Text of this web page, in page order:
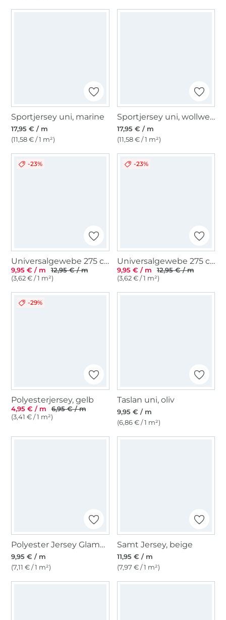
Sportjersey uni, marine
17,95 € / m
(11,58 € / 1 m²)
Sportjersey uni, wollweiß
17,95 € / m
(11,58 € / 1 m²)
-23%
Universalgewebe 275 cm , schwarz
9,95 € / m
12,95 € / m
(3,62 € / 1 m²)
-23%
Universalgewebe 275 cm, weiß
9,95 € / m
12,95 € / m
(3,62 € / 1 m²)
-29%
Polyesterjersey, gelb
4,95 € / m
6,95 € / m
(3,41 € / 1 m²)
Taslan uni, oliv
9,95 € / m
(6,86 € / 1 m²)
Polyester Jersey Glamour, gold
9,95 € / m
(7,11 € / 1 m²)
Samt Jersey, beige
11,95 € / m
(7,97 € / 1 m²)